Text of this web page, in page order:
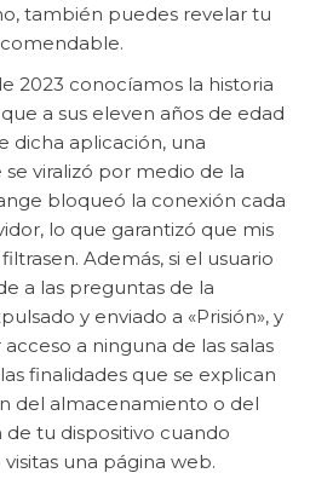
también puedes revelar tu
2023 conocíamos la historia
a sus eleven años de edad
dicha aplicación, una
viralizó por medio de la
bloqueó la conexión cada
lo que garantizó que mis
Además, si el usuario
a las preguntas de la
y enviado a «Prisión», y
a ninguna de las salas
finalidades que se explican
del almacenamiento o del
tu dispositivo cuando
una página web.